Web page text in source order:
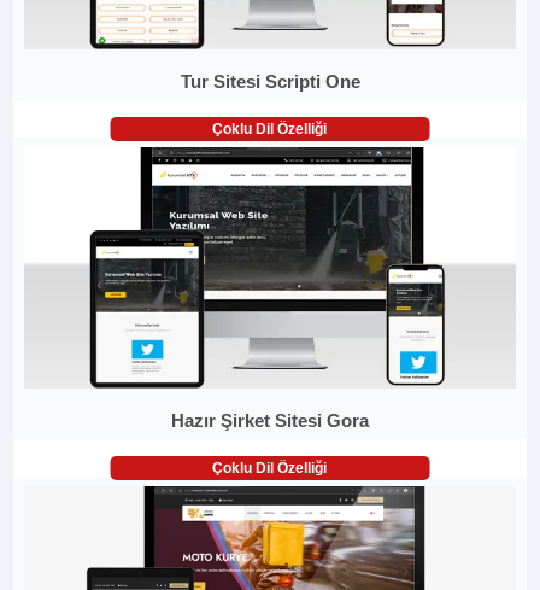
Tur Sitesi Scripti One
Çoklu Dil Özelliği
Hazır Şirket Sitesi Gora
Çoklu Dil Özelliği